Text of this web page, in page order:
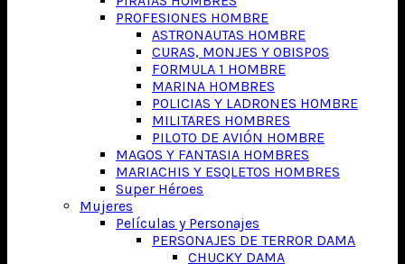
PROFESIONES HOMBRE
ASTRONAUTAS HOMBRE
CURAS, MONJES Y OBISPOS
FORMULA 1 HOMBRE
MARINA HOMBRES
POLICIAS Y LADRONES HOMBRE
MILITARES HOMBRES
PILOTO DE AVIÓN HOMBRE
MAGOS Y FANTASIA HOMBRES
MARIACHIS Y ESQLETOS HOMBRES
Super Héroes
Mujeres
Películas y Personajes
PERSONAJES DE TERROR DAMA
CHUCKY DAMA